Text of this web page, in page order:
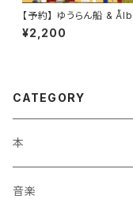
【予約】 ゆうらん船 &
The other day,(7inch)
¥2,200
CATEGORY
本
エッセイ・日記
音楽